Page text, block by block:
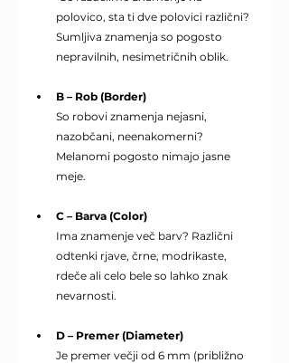
polovico, sta ti dve polovici različni?
Sumljiva znamenja so pogosto
nepravilnih, nesimetričnih oblik.
B – Rob (Border)
So robovi znamenja nejasni,
nazobčani, neenakomerni?
Melanomi pogosto nimajo jasne
meje.
C – Barva (Color)
Ima znamenje več barv? Različni
odtenki rjave, črne, modrikaste,
rdeče ali celo bele so lahko znak
nevarnosti.
D – Premer (Diameter)
Je premer večji od 6 mm (približno